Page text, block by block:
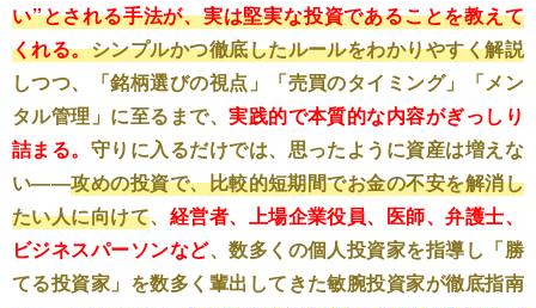
い”とされる手法が、実は堅実な投資であることを教えて
くれる。シンプルかつ徹底したルールをわかりやすく解説
しつつ、「銘柄選びの視点」「売買のタイミング」「メン
タル管理」に至るまで、実践的で本質的な内容がぎっしり
詰まる。 守りに入るだけでは、思ったように資産は増えな
い――攻めの投資で、比較的短期間でお金の不安を解消し
たい人に向けて、 経営者、上場企業役員、医師、弁護士、
ビジネスパーソンなど、数多くの個人投資家を指導し「勝
てる投資家」を数多く輩出してきた敏腕投資家が徹底指南